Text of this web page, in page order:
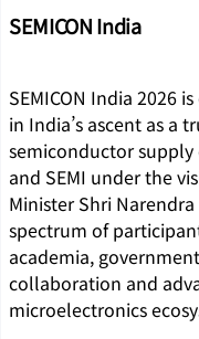
SEMICON India
SEMICON India 2026
in India’s ascent as a
semiconductor supply
and SEMI under the
Minister Shri
spectrum of
academia,
collaboration and
microelectronics